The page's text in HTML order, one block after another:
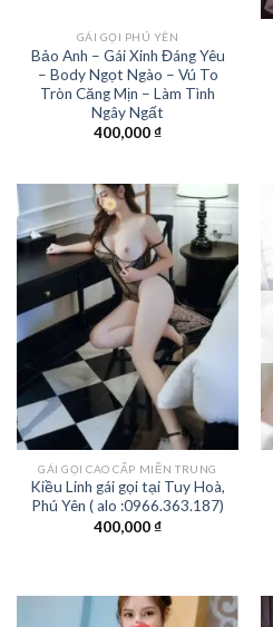
GÁI GỌI PHÚ YÊN
Bảo Anh – Gái Xinh Đáng Yêu
– Body Ngọt Ngào – Vú To
Tròn Căng Mịn – Làm Tình
Ngây Ngất
400,000₫
GÁI GỌI CAO CẤP MIỀN TRUNG
Kiều Linh gái gọi tại Tuy Hoà,
Phú Yên ( alo :0966.363.187)
400,000₫